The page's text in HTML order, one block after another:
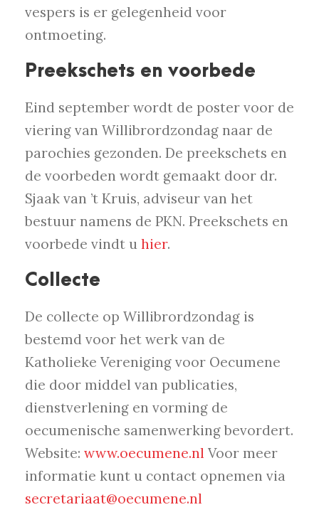
vespers is er gelegenheid voor
ontmoeting.
Preekschets en voorbede
Eind september wordt de poster voor de
viering van Willibrordzondag naar de
parochies gezonden. De preekschets en
de voorbeden wordt gemaakt door dr.
Sjaak van ’t Kruis, adviseur van het
bestuur namens de PKN. Preekschets en
voorbede vindt u hier.
Collecte
De collecte op Willibrordzondag is
bestemd voor het werk van de
Katholieke Vereniging voor Oecumene
die door middel van publicaties,
dienstverlening en vorming de
oecumenische samenwerking bevordert.
Website: www.oecumene.nl Voor meer
informatie kunt u contact opnemen via
secretariaat@oecumene.nl